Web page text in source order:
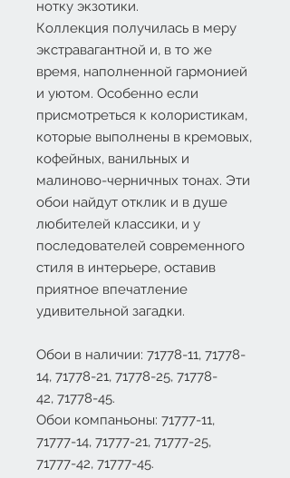
нотку экзотики.
Коллекция получилась в меру
экстравагантной и, в то же
время, наполненной гармонией
и уютом. Особенно если
присмотреться к колористикам,
которые выполнены в кремовых,
кофейных, ванильных и
малиново-черничных тонах. Эти
обои найдут отклик и в душе
любителей классики, и у
последователей современного
стиля в интерьере, оставив
приятное впечатление
удивительной загадки.
Обои в наличии: 71778-11, 71778-
14, 71778-21, 71778-25, 71778-
42, 71778-45.
Обои компаньоны: 71777-11,
71777-14, 71777-21, 71777-25,
71777-42, 71777-45.